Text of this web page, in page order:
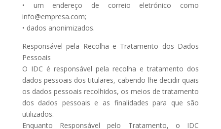
• um endereço de correio eletrónico como
info@empresa.com;
• dados anonimizados.
Responsável pela Recolha e Tratamento dos Dados
Pessoais
O IDC é responsável pela recolha e tratamento dos
dados pessoais dos titulares, cabendo-lhe decidir quais
os dados pessoais recolhidos, os meios de tratamento
dos dados pessoais e as finalidades para que são
utilizados.
Enquanto Responsável pelo Tratamento, o IDC